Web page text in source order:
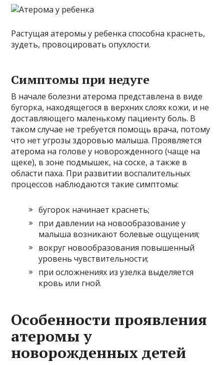
Растущая атеромы у ребенка способна краснеть,
зудеть, провоцировать опухлости.
Симптомы при недуге
В начале болезни атерома представлена в виде
бугорка, находящегося в верхних слоях кожи, и не
доставляющего маленькому пациенту боль. В
таком случае не требуется помощь врача, потому
что нет угрозы здоровью малыша. Проявляется
атерома на голове у новорожденного (чаще на
щеке), в зоне подмышек, на соске, а также в
области паха. При развитии воспалительных
процессов наблюдаются такие симптомы:
бугорок начинает краснеть;
при давлении на новообразование у
малыша возникают болевые ощущения;
вокруг новообразования повышенный
уровень чувствительности;
при осложнениях из узелка выделяется
кровь или гной.
Особенности проявления
атеромы у
новорожденных детей